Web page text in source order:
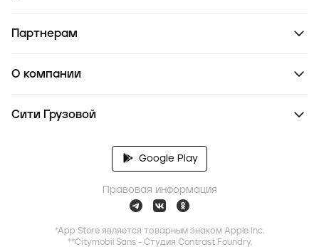
Партнерам
О компании
Сити Грузовой
Google Play
Правовая информация
*App Store является товарным знаком Apple Inc.
**Citymobil Sans - Студия Contrast Foundry,